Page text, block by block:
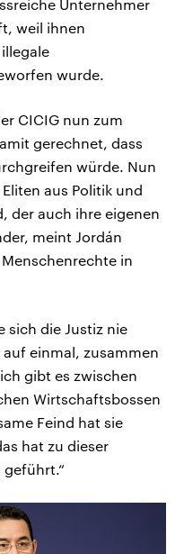
Unternehmer
weil ihnen
wurde.
CICIG nun zum
gerechnet, dass
würde. Nun
aus Politik und
der auch ihre eigenen
meint Jordán
in
sich die Justiz nie
einmal, zusammen
gibt es zwischen
Wirtschaftsbossen
Feind hat sie
hat zu dieser